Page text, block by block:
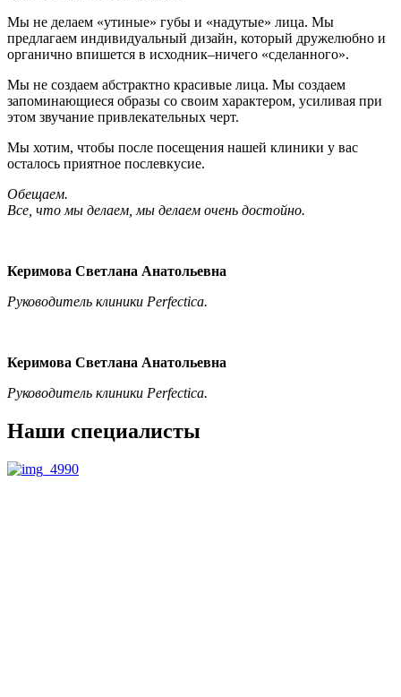
Мы не делаем «утиные» губы и «надутые» лица. Мы
предлагаем индивидуальный дизайн, который дружелюбно и
органично впишется в исходник–ничего «сделанного».
Мы не создаем абстрактно красивые лица. Мы создаем
запоминающиеся образы со своим характером, усиливая при
этом звучание привлекательных черт.
Мы хотим, чтобы после посещения нашей клиники у вас
осталось приятное послевкусие.
Обещаем.
Все, что мы делаем, мы делаем очень достойно.
Керимова Светлана Анатольевна
Руководитель клиники Perfectica.
Керимова Светлана Анатольевна
Руководитель клиники Perfectica.
Наши специалисты